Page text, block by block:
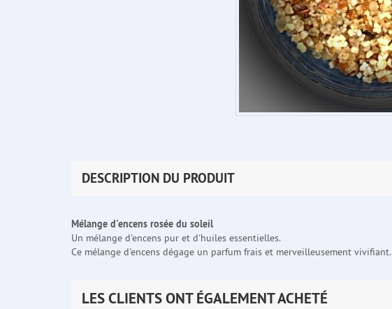
DESCRIPTION DU PRODUIT
Mélange d'encens rosée du soleil
Un mélange d'encens pur et d'huiles essentielles.
Ce mélange d'encens dégage un parfum frais et merveilleusement vivifiant.
LES CLIENTS ONT ÉGALEMENT ACHETÉ